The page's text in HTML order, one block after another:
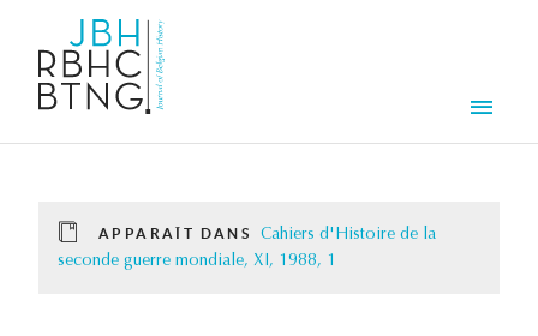
APPARAÎT DANS
Cahiers d'Histoire de la
seconde guerre mondiale, XI, 1988, 1